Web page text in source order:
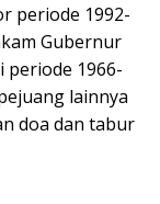
periode 1992-
Gubernur
periode 1966-
lainnya
doa dan tabur